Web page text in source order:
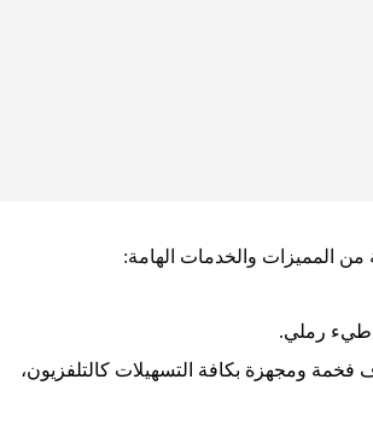
المميزات والخدمات الهامة:
رملي.
30 كم وعن مركز مدينة شرم الشيخ بحوالي 24 كم.غرف فخمة ومجهزة بكافة التسهيلات كالتلفزيون،